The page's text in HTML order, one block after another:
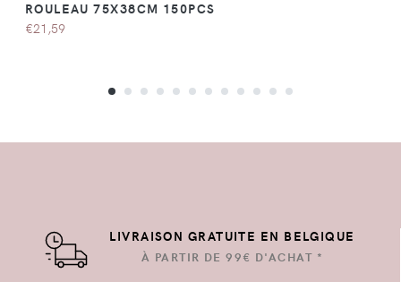
ROULEAU 75X38CM 150PCS
€21,59
LIVRAISON GRATUITE EN BELGIQUE
À PARTIR DE 99€ D'ACHAT *